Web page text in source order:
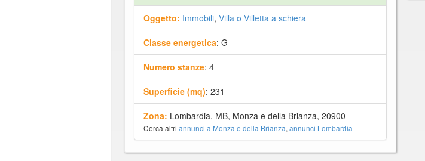
Oggetto: Immobili, Villa o Villetta a schiera
Classe energetica: G
Numero stanze: 4
Superficie (mq): 231
Zona: Lombardia, MB, Monza e della Brianza, 20900
Cerca altri annunci a Monza e della Brianza, annunci Lombardia